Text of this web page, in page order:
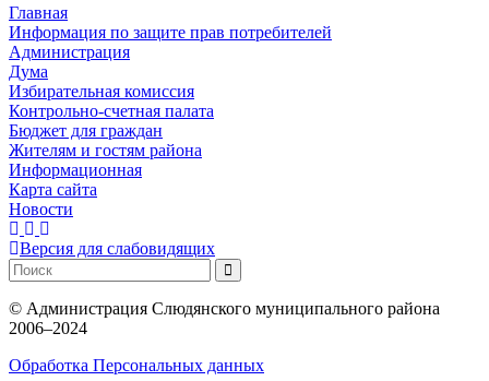
Главная
Информация по защите прав потребителей
Администрация
Дума
Избирательная комиссия
Контрольно-счетная палата
Бюджет для граждан
Жителям и гостям района
Информационная
Карта сайта
Новости
Версия для слабовидящих
© Администрация Слюдянского муниципального района
2006–2024
Обработка Персональных данных